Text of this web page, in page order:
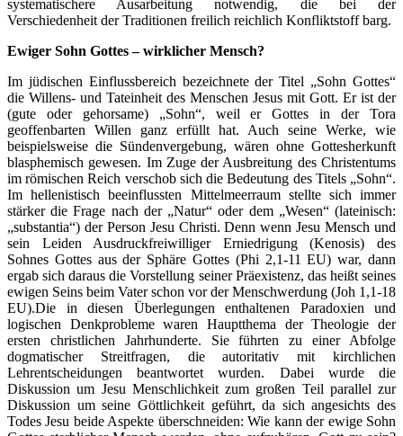
systematischere Ausarbeitung notwendig, die bei der
Verschiedenheit der Traditionen freilich reichlich Konfliktstoff barg.
Ewiger Sohn Gottes – wirklicher Mensch?
Im jüdischen Einflussbereich bezeichnete der Titel „Sohn Gottes“
die Willens- und Tateinheit des Menschen Jesus mit Gott. Er ist der
(gute oder gehorsame) „Sohn“, weil er Gottes in der Tora
geoffenbarten Willen ganz erfüllt hat. Auch seine Werke, wie
beispielsweise die Sündenvergebung, wären ohne Gottesherkunft
blasphemisch gewesen. Im Zuge der Ausbreitung des Christentums
im römischen Reich verschob sich die Bedeutung des Titels „Sohn“.
Im hellenistisch beeinflussten Mittelmeerraum stellte sich immer
stärker die Frage nach der „Natur“ oder dem „Wesen“ (lateinisch:
„substantia“) der Person Jesu Christi. Denn wenn Jesu Mensch und
sein Leiden Ausdruckfreiwilliger Erniedrigung (Kenosis) des
Sohnes Gottes aus der Sphäre Gottes (Phi 2,1-11 EU) war, dann
ergab sich daraus die Vorstellung seiner Präexistenz, das heißt seines
ewigen Seins beim Vater schon vor der Menschwerdung (Joh 1,1-18
EU).Die in diesen Überlegungen enthaltenen Paradoxien und
logischen Denkprobleme waren Hauptthema der Theologie der
ersten christlichen Jahrhunderte. Sie führten zu einer Abfolge
dogmatischer Streitfragen, die autoritativ mit kirchlichen
Lehrentscheidungen beantwortet wurden. Dabei wurde die
Diskussion um Jesu Menschlichkeit zum großen Teil parallel zur
Diskussion um seine Göttlichkeit geführt, da sich angesichts des
Todes Jesu beide Aspekte überschneiden: Wie kann der ewige Sohn